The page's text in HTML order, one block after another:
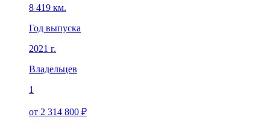
8 419 км.
Год выпуска
2021 г.
Владельцев
1
от 2 314 800 ₽